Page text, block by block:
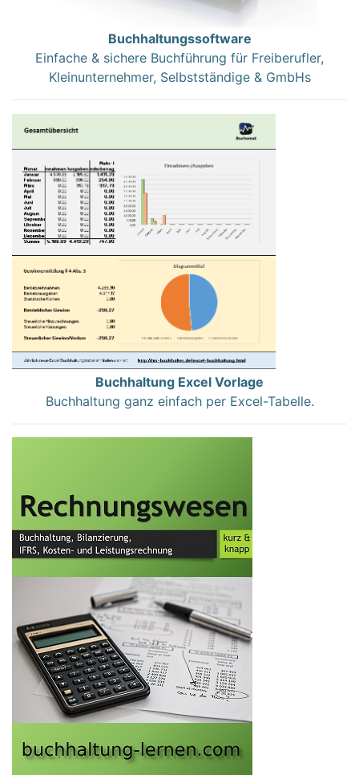
Buchhaltungssoftware
Einfache & sichere Buchführung für Freiberufler,
Kleinunternehmer, Selbstständige & GmbHs
Buchhaltung Excel Vorlage
Buchhaltung ganz einfach per Excel-Tabelle.